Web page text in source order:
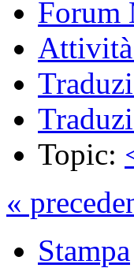
Forum
Attività
Topic:
«
Stampa